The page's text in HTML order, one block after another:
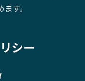
す。
シー